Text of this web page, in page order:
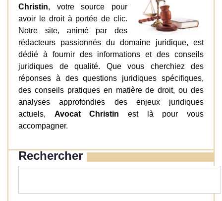
Christin, votre source pour
avoir le droit à portée de clic.
Notre site, animé par des
rédacteurs passionnés du domaine juridique, est
dédié à fournir des informations et des conseils
juridiques de qualité. Que vous cherchiez des
réponses à des questions juridiques spécifiques,
des conseils pratiques en matière de droit, ou des
analyses approfondies des enjeux juridiques
actuels, Avocat Christin est là pour vous
accompagner.
Rechercher